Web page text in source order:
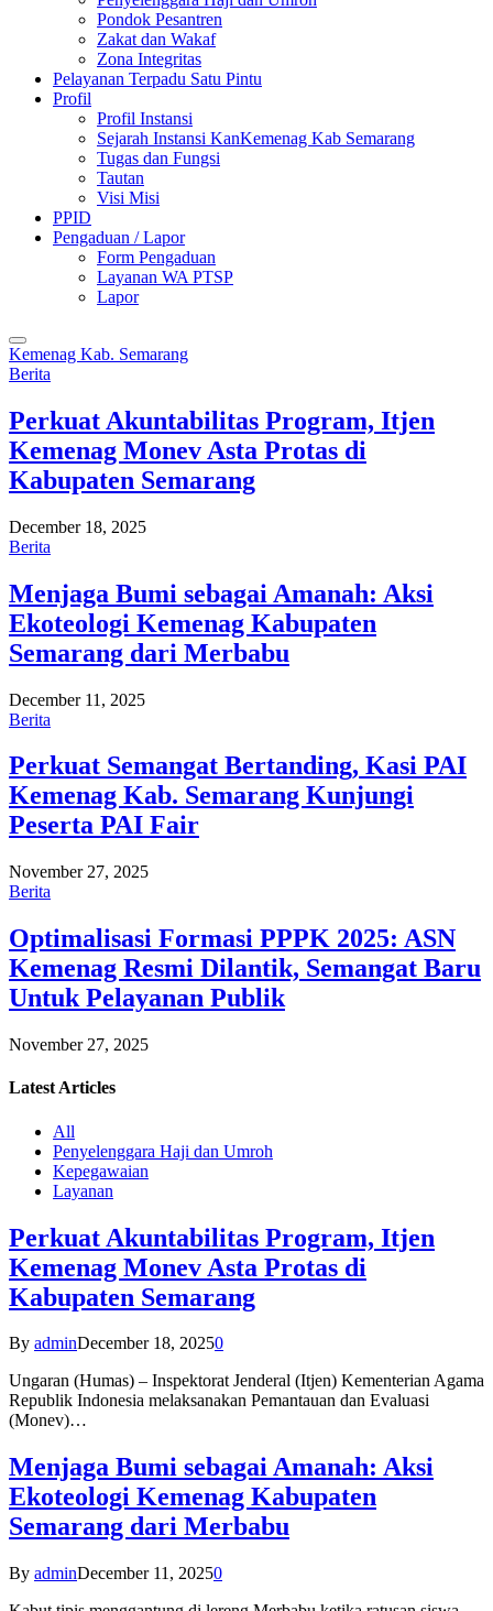
Pondok Pesantren
Zakat dan Wakaf
Zona Integritas
Pelayanan Terpadu Satu Pintu
Profil
Profil Instansi
Sejarah Instansi KanKemenag Kab Semarang
Tugas dan Fungsi
Tautan
Visi Misi
PPID
Pengaduan / Lapor
Form Pengaduan
Layanan WA PTSP
Lapor
Kemenag Kab. Semarang
Berita
Perkuat Akuntabilitas Program, Itjen
Kemenag Monev Asta Protas di
Kabupaten Semarang
December 18, 2025
Berita
Menjaga Bumi sebagai Amanah: Aksi
Ekoteologi Kemenag Kabupaten
Semarang dari Merbabu
December 11, 2025
Berita
Perkuat Semangat Bertanding, Kasi PAI
Kemenag Kab. Semarang Kunjungi
Peserta PAI Fair
November 27, 2025
Berita
Optimalisasi Formasi PPPK 2025: ASN
Kemenag Resmi Dilantik, Semangat Baru
Untuk Pelayanan Publik
November 27, 2025
Latest Articles
All
Penyelenggara Haji dan Umroh
Kepegawaian
Layanan
Perkuat Akuntabilitas Program, Itjen
Kemenag Monev Asta Protas di
Kabupaten Semarang
By adminDecember 18, 20250
Ungaran (Humas) – Inspektorat Jenderal (Itjen) Kementerian Agama
Republik Indonesia melaksanakan Pemantauan dan Evaluasi
(Monev)…
Menjaga Bumi sebagai Amanah: Aksi
Ekoteologi Kemenag Kabupaten
Semarang dari Merbabu
By adminDecember 11, 20250